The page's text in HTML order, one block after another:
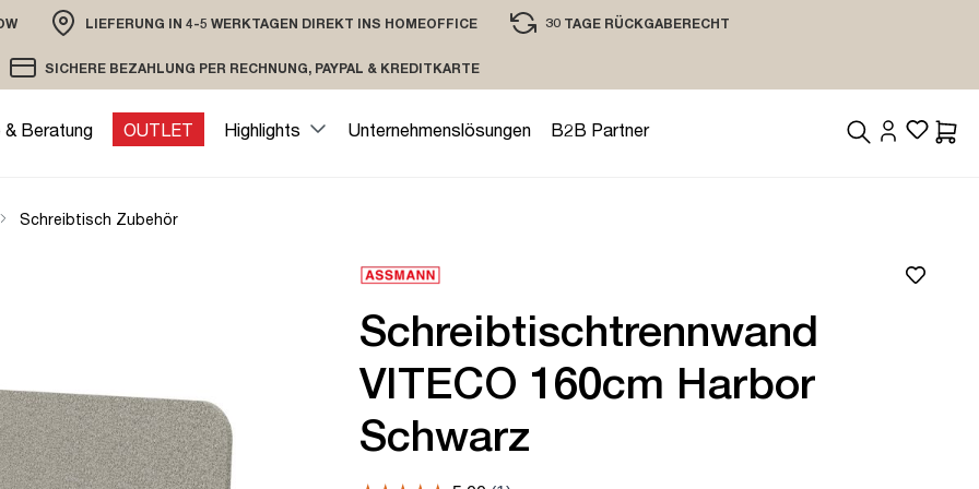
LIEFERUNG IN 4-5 WERKTAGEN DIREKT INS HOMEOFFICE
VERSAND PER DHL ODER SPEDITION
30 TAGE RÜCKGABERECHT
SICHERE BEZAHLUNG PER RECHNUNG, PAYPAL & KREDITKARTE
VERSCHLÜSSELTE ÜBERTRAGUNG
& Beratung OUTLET Highlights Unternehmenslösungen
B2B Partner
Schreibtisch Zubehör
Schreibtischtrennwand
VITECO 160cm Harbor
Schwarz